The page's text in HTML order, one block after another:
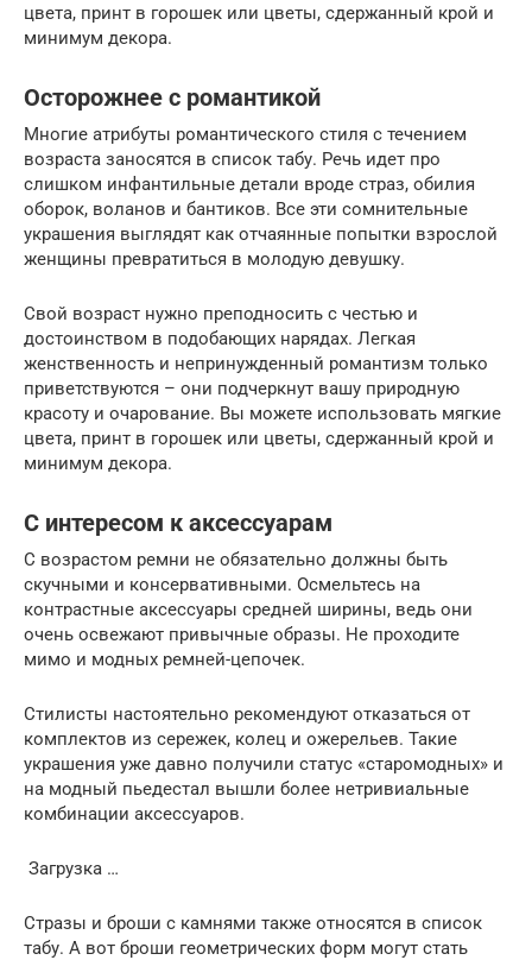
цвета, принт в горошек или цветы, сдержанный крой и
минимум декора.
Осторожнее с романтикой
Многие атрибуты романтического стиля с течением
возраста заносятся в список табу. Речь идет про
слишком инфантильные детали вроде страз, обилия
оборок, воланов и бантиков. Все эти сомнительные
украшения выглядят как отчаянные попытки взрослой
женщины превратиться в молодую девушку.
Свой возраст нужно преподносить с честью и
достоинством в подобающих нарядах. Легкая
женственность и непринужденный романтизм только
приветствуются – они подчеркнут вашу природную
красоту и очарование. Вы можете использовать мягкие
цвета, принт в горошек или цветы, сдержанный крой и
минимум декора.
С интересом к аксессуарам
С возрастом ремни не обязательно должны быть
скучными и консервативными. Осмельтесь на
контрастные аксессуары средней ширины, ведь они
очень освежают привычные образы. Не проходите
мимо и модных ремней-цепочек.
Стилисты настоятельно рекомендуют отказаться от
комплектов из сережек, колец и ожерельев. Такие
украшения уже давно получили статус «старомодных» и
на модный пьедестал вышли более нетривиальные
комбинации аксессуаров.
Загрузка …
Стразы и броши с камнями также относятся в список
табу. А вот броши геометрических форм могут стать